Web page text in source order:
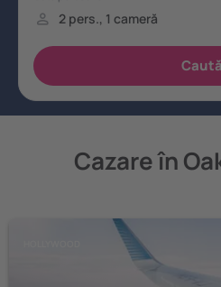
Cazare în